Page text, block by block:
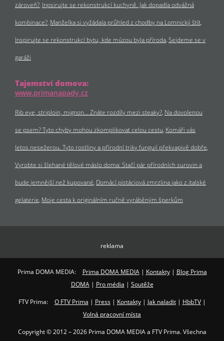
zároveň? Inpsirujte se rekonstrukcí kuchyně. Jak dopadla odvážná
kombinace? Manželka si vyžádala průhled z chodby na Lomnický štít
Inspirujte se rekonstrukcí bytu, kde múzou byla příroda Sejdeme se v
garáži
Tajemství domova:
www.primanapady.cz
Rib eye, striploin, mignon… Znáte rozdíly mezi steaky? Na dovolenou
se psem? Tyto chyby mohou zkomplikovat celou cestu Komáři vás
letos nesežerou. Tyto rostliny a přírodní triky fungují překvapivě dobře
Vyrobte si šlehané tělové máslo doma: Stačí pár přírodních surovin a
bude jemnější než kupované Domácí pistáciová zmrzlina jako z italské
gelaterie Moje cesta k originálním ručně vyráběným šperkům
reklama
Prima DOMA MEDIA: Prima DOMA MEDIA| Kontakty| Blog Prima
DOMA| Pro média | Soutěže
FTV Prima: O FTV Prima | Press| Kontakty| Jak naladit| HbbTV|
Volná pracovní místa
Copyright © 2012 – 2026 Prima DOMA MEDIA a FTV Prima. Všechna